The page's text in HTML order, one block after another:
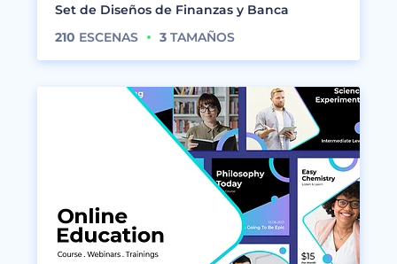
Set de Diseños de Finanzas y Banca
210 ESCENAS 3 TAMAÑOS